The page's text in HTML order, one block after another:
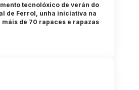
tecnolóxico de verán do
de Ferrol, unha iniciativa na
de 70 rapaces e rapazas